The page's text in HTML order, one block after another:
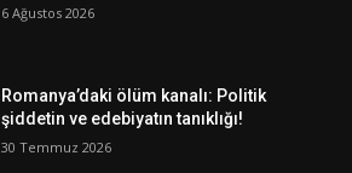
6 Ağustos 2026
Romanya’daki ölüm kanalı: Politik
şiddetin ve edebiyatın tanıklığı!
30 Temmuz 2026